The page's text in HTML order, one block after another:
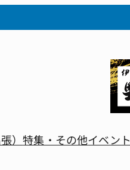
）特集・その他イベント